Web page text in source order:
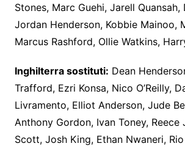
Stones, Marc Guehi, Jarell Quansah,
Jordan Henderson, Kobbie Mainoo,
Marcus Rashford, Ollie Watkins,
Inghilterra sostituti: Dean
Trafford, Ezri Konsa, Nico O’Reilly,
Livramento, Elliot Anderson, Jude
Anthony Gordon, Ivan Toney, Reece
Scott, Josh King, Ethan Nwaneri,